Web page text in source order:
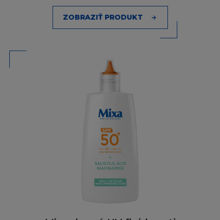
ZOBRAZIŤ PRODUKT
odpovědnost za dodržování místních zákonů
a předpisů, v případě pochyb vyhledejte
odbornou právnickou radu.
Souhlasíte s odškodněním a ochranou
kroků, nároků a dalších postupů vedených
zástupcům a agentům třetí osobou, do té
míry, že takovýto nárok, soudní pře, kroky
nebo další postupy proti L´Oréal, jeho
zaměstancům, zástupcům, dodavatelům
nebo agentům se zakládají nebo vyvstávají v